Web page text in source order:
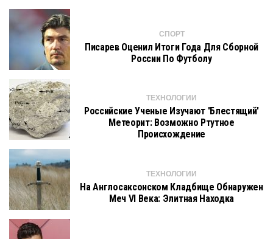
СПОРТ
Писарев Оценил Итоги Года Для Сборной
России По Футболу
ТЕХНОЛОГИИ
Российские Ученые Изучают 'Блестящий'
Метеорит: Возможно Ртутное
Происхождение
ТЕХНОЛОГИИ
На Англосаксонском Кладбище Обнаружен
Меч VI Века: Элитная Находка